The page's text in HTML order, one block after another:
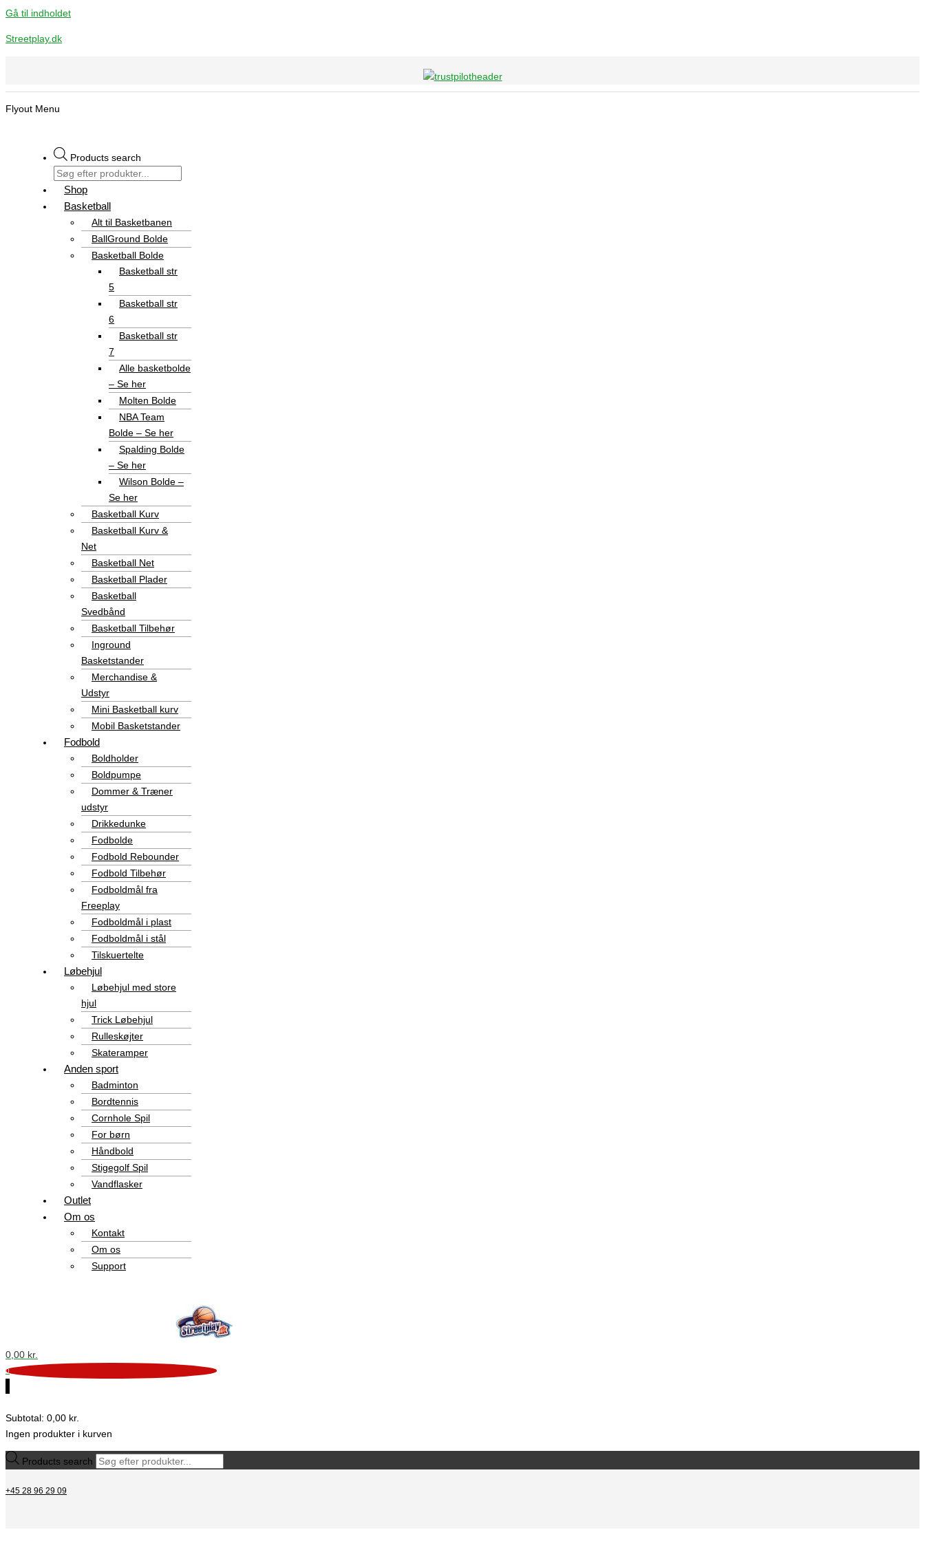
Gå til indholdet
Streetplay.dk
Flyout Menu
Products search
Shop
Basketball
Alt til Basketbanen
BallGround Bolde
Basketball Bolde
Basketball str
5
Basketball str
6
Basketball str
7
Alle basketbolde
– Se her
Molten Bolde
NBA Team
Bolde – Se her
Spalding Bolde
– Se her
Wilson Bolde –
Se her
Basketball Kurv
Basketball Kurv &
Net
Basketball Net
Basketball Plader
Basketball
Svedbånd
Basketball Tilbehør
Inground
Basketstander
Merchandise &
Udstyr
Mini Basketball kurv
Mobil Basketstander
Fodbold
Boldholder
Boldpumpe
Dommer & Træner
udstyr
Drikkedunke
Fodbolde
Fodbold Rebounder
Fodbold Tilbehør
Fodboldmål fra
Freeplay
Fodboldmål i plast
Fodboldmål i stål
Tilskuertelte
Løbehjul
Løbehjul med store
hjul
Trick Løbehjul
Rulleskøjter
Skateramper
Anden sport
Badminton
Bordtennis
Cornhole Spil
For børn
Håndbold
Stigegolf Spil
Vandflasker
Outlet
Om os
Kontakt
Om os
Support
0,00 kr.
0
Subtotal: 0,00 kr.
Ingen produkter i kurven
Products search
+45 28 96 29 09